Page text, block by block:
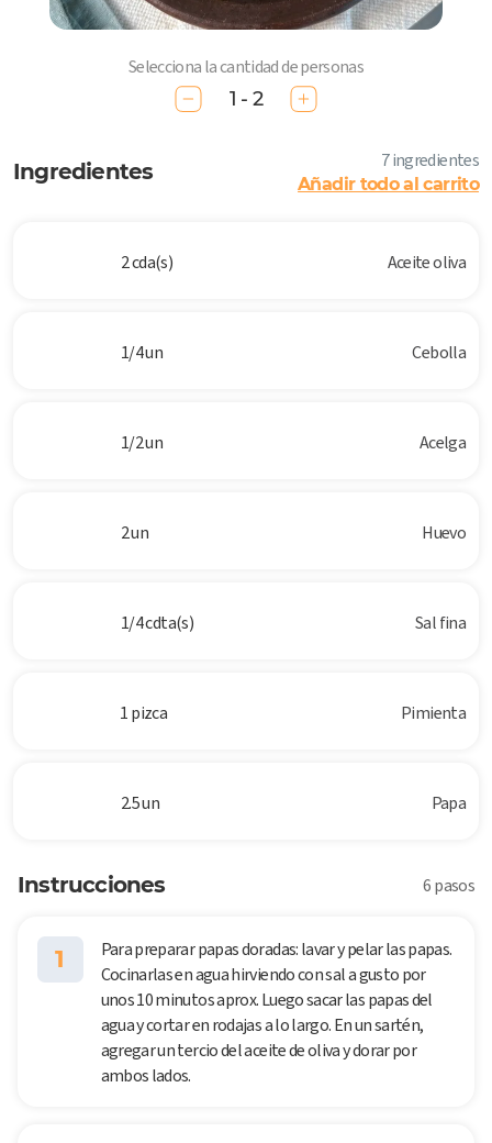
Selecciona la cantidad de personas
1 - 2
Ingredientes 7 ingredientes
Añadir todo al carrito
2 cda(s) Aceite oliva
1/4 un Cebolla
1/2 un Acelga
2 un Huevo
1/4 cdta(s) Sal fina
1 pizca Pimienta
2.5 un Papa
Instrucciones 6 pasos
1
Para preparar papas doradas: lavar y pelar las papas.
Cocinarlas en agua hirviendo con sal a gusto por
unos 10 minutos aprox. Luego sacar las papas del
agua y cortar en rodajas a lo largo. En un sartén,
agregar un tercio del aceite de oliva y dorar por
ambos lados.